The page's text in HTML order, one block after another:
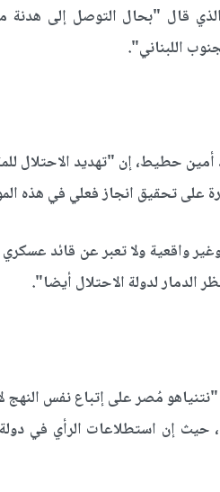
قال "بحال التوصل إلى هدنة
اللبناني".
حطيط، إن "تهديد الاحتلال
على تحقيق انجاز فعلي في هذه
واقعية ولا تعبر عن قائد
الدمار لدولة الاحتلال أيضا".
مُصر على إتباع نفس النهج
، حيث إن استطلاعات الرأي في دولة